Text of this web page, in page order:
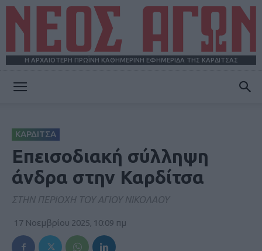
Η ΑΡΧΑΙΟΤΕΡΗ ΠΡΩΪΝΗ ΚΑΘΗΜΕΡΙΝΗ ΕΦΗΜΕΡΙΔΑ ΤΗΣ ΚΑΡΔΙΤΣΑΣ
ΚΑΡΔΙΤΣΑ
Επεισοδιακή σύλληψη
άνδρα στην Καρδίτσα
ΣΤΗΝ ΠΕΡΙΟΧΗ ΤΟΥ ΑΓΙΟΥ ΝΙΚΟΛΑΟΥ
17 Νοεμβρίου 2025, 10:09 πμ